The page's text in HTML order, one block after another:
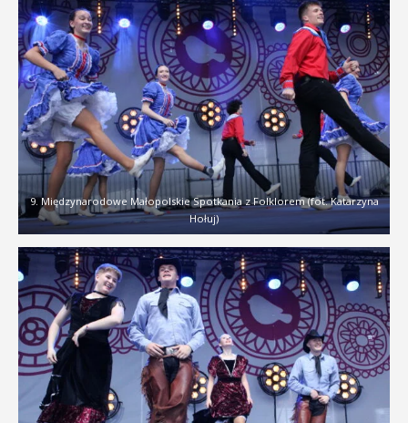
9. Międzynarodowe Małopolskie Spotkania z Folklorem (fot. Katarzyna
Hołuj)